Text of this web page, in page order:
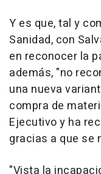
Y es que, tal y
Sanidad, con
en reconocer la
además, "no
una nueva
compra de
Ejecutivo y ha
gracias a que se
"Vista la